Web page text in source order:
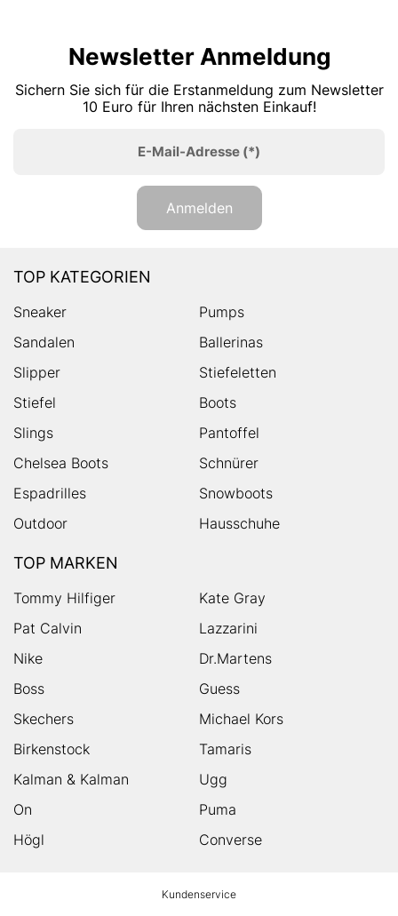
Newsletter Anmeldung
Sichern Sie sich für die Erstanmeldung zum Newsletter
10 Euro für Ihren nächsten Einkauf!
E-Mail-Adresse (*)
Anmelden
TOP KATEGORIEN
Sneaker
Pumps
Sandalen
Ballerinas
Slipper
Stiefeletten
Stiefel
Boots
Slings
Pantoffel
Chelsea Boots
Schnürer
Espadrilles
Snowboots
Outdoor
Hausschuhe
TOP MARKEN
Tommy Hilfiger
Kate Gray
Pat Calvin
Lazzarini
Nike
Dr.Martens
Boss
Guess
Skechers
Michael Kors
Birkenstock
Tamaris
Kalman & Kalman
Ugg
On
Puma
Högl
Converse
Kundenservice